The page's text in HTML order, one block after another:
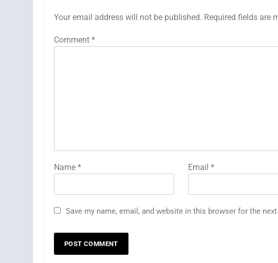
Your email address will not be published. Required fields are
Comment *
Name * Email *
Save my name, email, and website in this browser for the